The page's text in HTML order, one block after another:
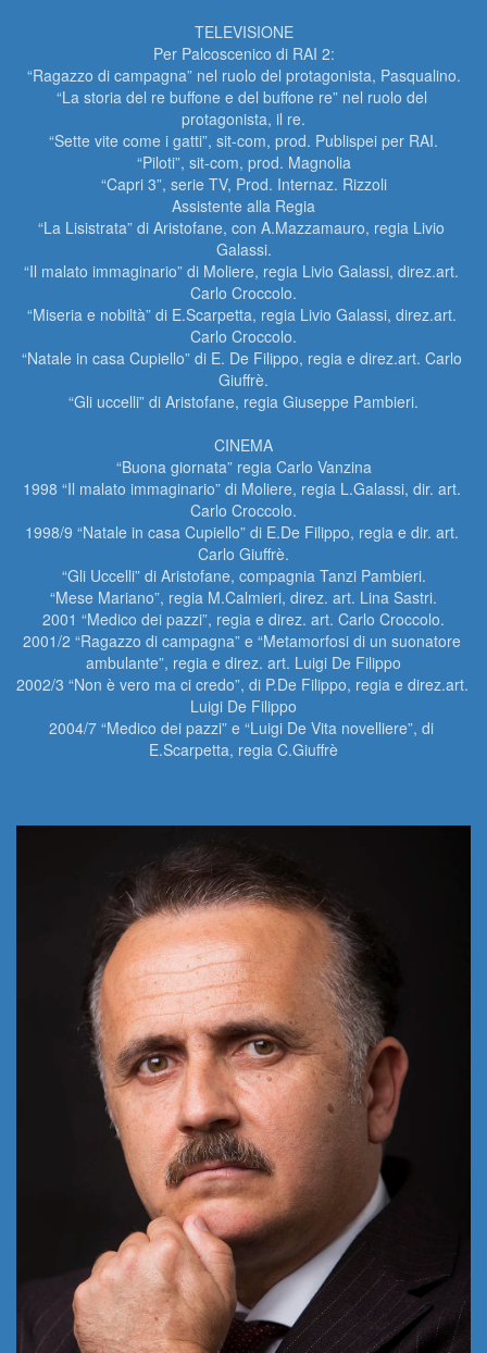
TELEVISIONE
Per Palcoscenico di RAI 2:
“Ragazzo di campagna” nel ruolo del protagonista, Pasqualino.
“La storia del re buffone e del buffone re” nel ruolo del
protagonista, il re.
“Sette vite come i gatti”, sit-com, prod. Publispei per RAI.
“Piloti”, sit-com, prod. Magnolia
“Capri 3”, serie TV, Prod. Internaz. Rizzoli
Assistente alla Regia
“La Lisistrata” di Aristofane, con A.Mazzamauro, regia Livio
Galassi.
“Il malato immaginario” di Moliere, regia Livio Galassi, direz.art.
Carlo Croccolo.
“Miseria e nobiltà” di E.Scarpetta, regia Livio Galassi, direz.art.
Carlo Croccolo.
“Natale in casa Cupiello” di E. De Filippo, regia e direz.art. Carlo
Giuffrè.
“Gli uccelli” di Aristofane, regia Giuseppe Pambieri.
CINEMA
“Buona giornata” regia Carlo Vanzina
1998 “Il malato immaginario” di Moliere, regia L.Galassi, dir. art.
Carlo Croccolo.
1998/9 “Natale in casa Cupiello” di E.De Filippo, regia e dir. art.
Carlo Giuffrè.
“Gli Uccelli” di Aristofane, compagnia Tanzi Pambieri.
“Mese Mariano”, regia M.Calmieri, direz. art. Lina Sastri.
2001 “Medico dei pazzi”, regia e direz. art. Carlo Croccolo.
2001/2 “Ragazzo di campagna” e “Metamorfosi di un suonatore
ambulante”, regia e direz. art. Luigi De Filippo
2002/3 “Non è vero ma ci credo”, di P.De Filippo, regia e direz.art.
Luigi De Filippo
2004/7 “Medico dei pazzi” e “Luigi De Vita novelliere”, di
E.Scarpetta, regia C.Giuffrè